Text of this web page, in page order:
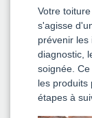
Votre
s'agisse
prévenir les
diagnostic,
soignée.
les produits
étapes à